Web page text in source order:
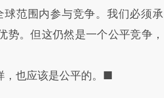
范围内参与竞争。我们必须承
。但这仍然是一个公平竞争，
，也应该是公平的。■